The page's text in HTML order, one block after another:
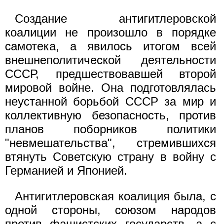
Создание антигитлеровской
коалиции не произошло в порядке
самотека, а явилось итогом всей
внешнеполитической деятельности
СССР, предшествовавшей второй
мировой войне. Она подготовлялась
неустанной борьбой СССР за мир и
коллективную безопасность, против
планов поборников политики
"невмешательства", стремившихся
втянуть Советскую страну в войну с
Германией и Японией.
Антигитлеровская коалиция была, с
одной стороны, союзом народов